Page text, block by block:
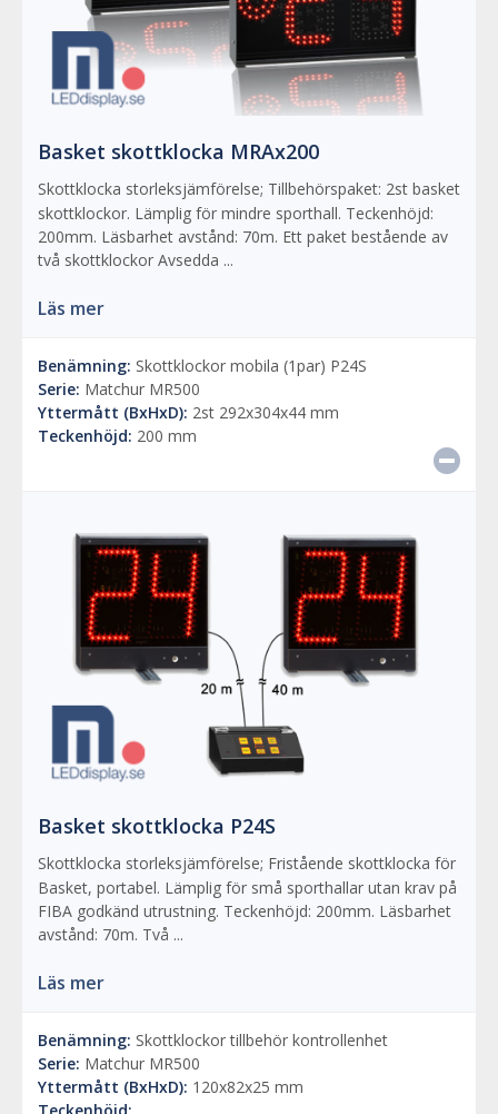
Basket skottklocka MRAx200
Skottklocka storleksjämförelse; Tillbehörspaket: 2st basket
skottklockor. Lämplig för mindre sporthall. Teckenhöjd:
200mm. Läsbarhet avstånd: 70m. Ett paket bestående av
två skottklockor Avsedda ...
Läs mer
Benämning: Skottklockor mobila (1par) P24S
Serie: Matchur MR500
Yttermått (BxHxD): 2st 292x304x44 mm
Teckenhöjd: 200 mm
Basket skottklocka P24S
Skottklocka storleksjämförelse; Fristående skottklocka för
Basket, portabel. Lämplig för små sporthallar utan krav på
FIBA godkänd utrustning. Teckenhöjd: 200mm. Läsbarhet
avstånd: 70m. Två ...
Läs mer
Benämning: Skottklockor tillbehör kontrollenhet
Serie: Matchur MR500
Yttermått (BxHxD): 120x82x25 mm